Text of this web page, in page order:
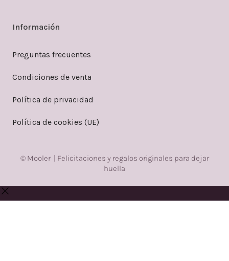
Información
Preguntas frecuentes
Condiciones de venta
Política de privacidad
Política de cookies (UE)
© Mooler | Felicitaciones y regalos originales para dejar
huella